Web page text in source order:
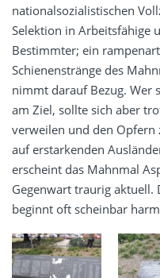
nationalsozialistischen
Selektion in Arbeitsfähige
Bestimmter; ein
Schienenstränge des
nimmt darauf Bezug. Wer
am Ziel, sollte sich aber
verweilen und den Opfern
auf erstarkenden
erscheint das Mahnmal
Gegenwart traurig aktuell.
beginnt oft scheinbar